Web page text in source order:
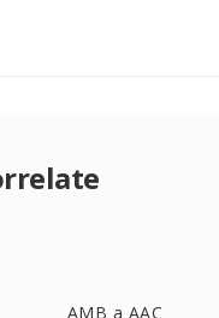
AMB a AAC